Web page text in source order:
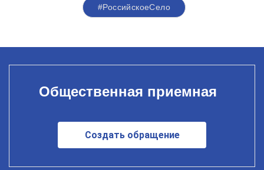
#РоссийскоеСело
Общественная приемная
Создать обращение